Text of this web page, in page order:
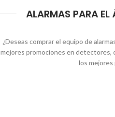
ALARMAS PARA
¿Deseas comprar el equipo de
mejores promociones en detectores,
los mejores